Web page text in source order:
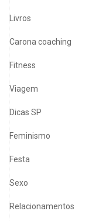
Livros
Carona coaching
Fitness
Viagem
Dicas SP
Feminismo
Festa
Sexo
Relacionamentos